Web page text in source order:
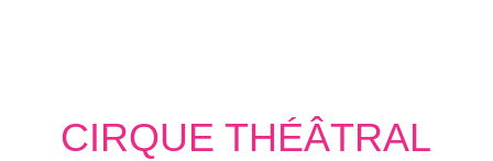
CIRQUE THÉÂTRAL